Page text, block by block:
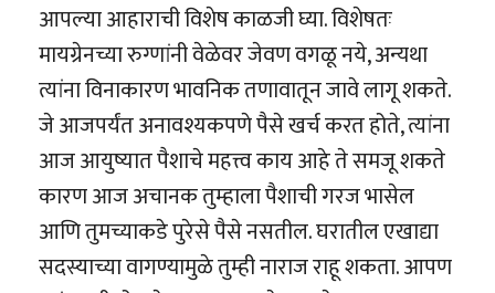
आपल्या आहाराची विशेष काळजी घ्या. विशेषतः
मायग्रेनच्या रुग्णांनी वेळेवर जेवण वगळू नये, अन्यथा
त्यांना विनाकारण भावनिक तणावातून जावे लागू शकते.
जे आजपर्यंत अनावश्यकपणे पैसे खर्च करत होते, त्यांना
आज आयुष्यात पैशाचे महत्त्व काय आहे ते समजू शकते
कारण आज अचानक तुम्हाला पैशाची गरज भासेल
आणि तुमच्याकडे पुरेसे पैसे नसतील. घरातील एखाद्या
सदस्याच्या वागण्यामुळे तुम्ही नाराज राहू शकता. आपण